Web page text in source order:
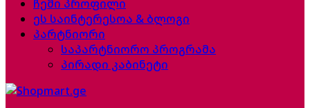
ჩემი პროფილი
ეს საინტერესოა & ბლოგი
პარტნიორი
საპარტნიორო პროგრამა
პირადი კაბინეტი